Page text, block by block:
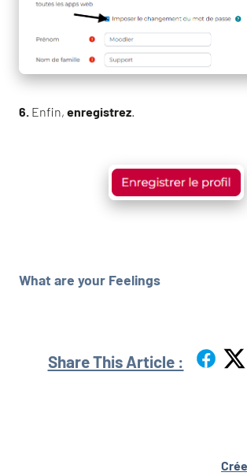
6. Enfin, enregistrez.
What are your Feelings
Share This Article :